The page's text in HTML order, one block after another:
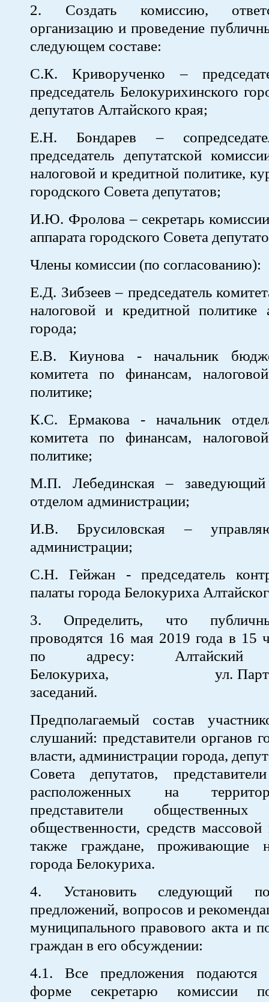
2. Создать комиссию,
организацию и проведение
следующем составе:
С.К. Криворученко –
председатель Белокурихинского
депутатов Алтайского края;
Е.Н. Бондарев –
председатель депутатской
налоговой и кредитной политике,
городского Совета депутатов;
И.Ю. Фролова – секретарь
аппарата городского Совета
Члены комиссии (по согласованию):
Е.Д. Зибзеев – председатель
налоговой и кредитной политике
города;
Е.В. Киунова - начальник
комитета по финансам,
политике;
К.С. Ермакова - начальник
комитета по финансам,
политике;
М.П. Лебединская –
отделом администрации;
И.В. Брусиловская –
администрации;
С.Н. Гейжан - председатель
палаты города Белокуриха
3. Определить, что
проводятся 16 мая 2019 года в 15
по адресу:
Белокуриха, ул.
заседаний.
Предполагаемый состав
слушаний: представители органов
власти, администрации города,
Совета депутатов,
расположенных на
представители общественных
общественности, средств
также граждане, проживающие
города Белокуриха.
4. Установить следующий
предложений, вопросов и
муниципального правового акта и
граждан в его обсуждении:
4.1. Все предложения подаются
форме секретарю комиссии